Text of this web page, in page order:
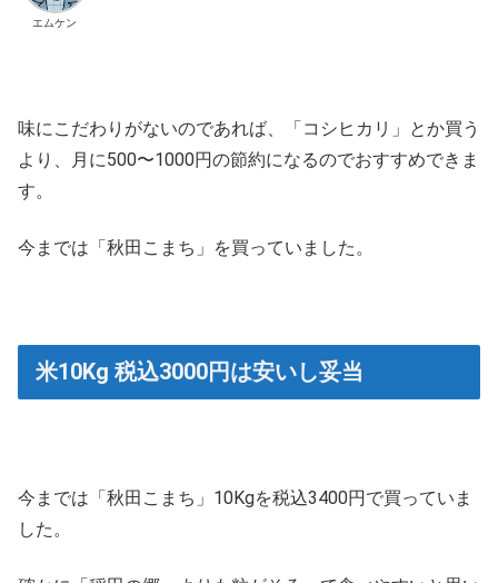
エムケン
味にこだわりがないのであれば、「コシヒカリ」とか買う
より、月に500〜1000円の節約になるのでおすすめできま
す。
今までは「秋田こまち」を買っていました。
米10Kg 税込3000円は安いし妥当
今までは「秋田こまち」10Kgを税込3400円で買っていま
した。